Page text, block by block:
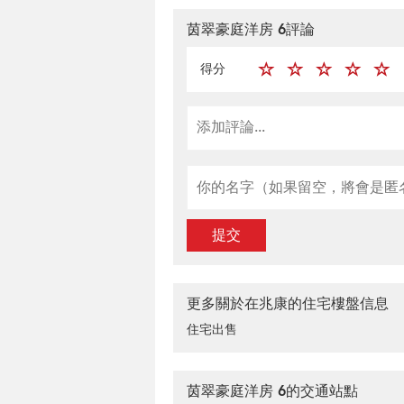
茵翠豪庭洋房 6評論
得分
提交
更多關於在兆康的住宅樓盤信息
住宅出售
茵翠豪庭洋房 6的交通站點